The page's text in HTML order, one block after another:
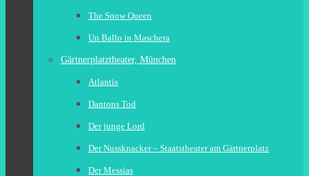
The Snow Queen
Un Ballo in Maschera
Gärtnerplatztheater, München
Atlantis
Dantons Tod
Der junge Lord
Der Nussknacker – Staatstheater am Gärtnerplatz
Der Messias